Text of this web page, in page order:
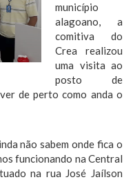
município
alagoano, a
comitiva do
Crea realizou
uma visita ao
posto de
de perto como anda o
não sabem onde fica o
funcionando na Central
na rua José Jaílson